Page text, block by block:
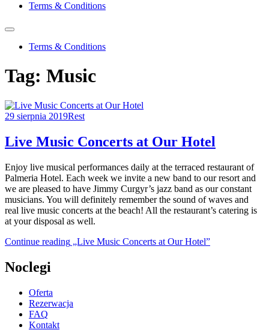
Terms & Conditions
Terms & Conditions
Tag: Music
29 sierpnia 2019Rest
Live Music Concerts at Our Hotel
Enjoy live musical performances daily at the terraced restaurant of
Palmeria Hotel. Each week we invite a new band to our resort and
we are pleased to have Jimmy Curgyr’s jazz band as our constant
musicians. You will definitely remember the sound of waves and
real live music concerts at the beach! All the restaurant’s catering is
at your disposal as well.
Continue reading „Live Music Concerts at Our Hotel”
Noclegi
Oferta
Rezerwacja
FAQ
Kontakt